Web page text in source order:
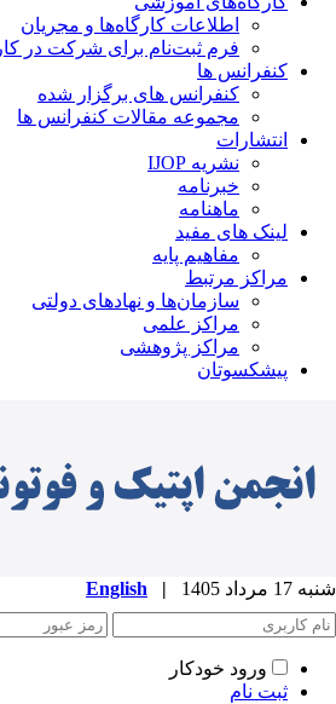
اطلاعات کارگاه‌ها و مجریان
فرم ثبت‌نام برای شرکت در
کنفرانس ها
کنفرانس های برگزار شده
مجموعه مقالات کنفرانس ها
انتشارات
نشریه IJOP
خبرنامه
ماهنامه
لینک های مفید
مفاهیم پایه
مراکز مرتبط
سازمان‌ها و نهادهای دولتی
مراکز علمی
مراکز پژوهشی
پیشکسوتان
مرداد 1405 |
English
ورود خودکار
ثبت نام